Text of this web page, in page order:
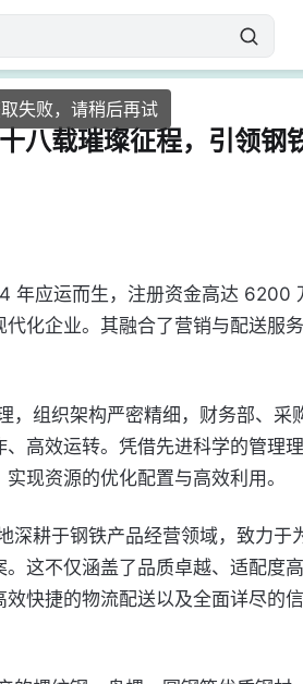
八载璀璨征程，引领钢
化企业。其融合了营销与配送服
高效运转。凭借先进科学的管理
现资源的优化配置与高效利用。
这不仅涵盖了品质卓越、适配度
快捷的物流配送以及全面详尽的
失败，请稍后再试